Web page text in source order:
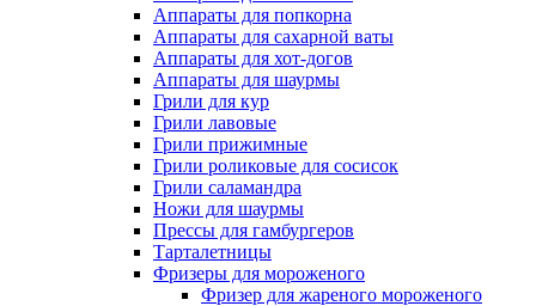
Аппараты для попкорна
Аппараты для сахарной ваты
Аппараты для хот-догов
Аппараты для шаурмы
Грили для кур
Грили лавовые
Грили прижимные
Грили роликовые для сосисок
Грили саламандра
Ножи для шаурмы
Прессы для гамбургеров
Тарталетницы
Фризеры для мороженого
Фризер для жареного мороженого